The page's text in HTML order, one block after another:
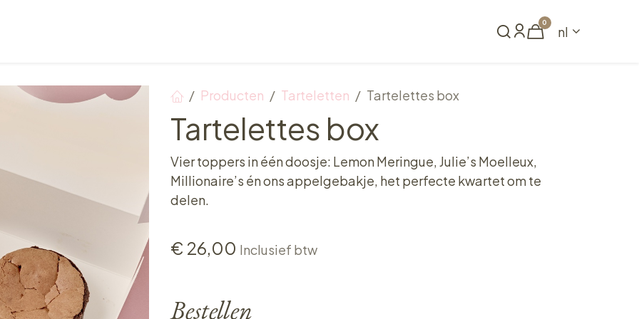
0
nl
Producten Tarteletten Tartelettes box
Tartelettes box
Vier toppers in één doosje: Lemon Meringue, Julie’s Moelleux,
Millionaire’s én ons appelgebakje, het perfecte kwartet om te
delen.
€ 26,00 Inclusief btw
Bestellen